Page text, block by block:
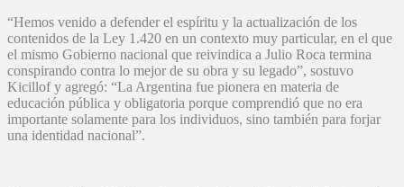
“Hemos venido a defender el espíritu y la actualización de los
contenidos de la Ley 1.420 en un contexto muy particular, en el que
el mismo Gobierno nacional que reivindica a Julio Roca termina
conspirando contra lo mejor de su obra y su legado”, sostuvo
Kicillof y agregó: “La Argentina fue pionera en materia de
educación pública y obligatoria porque comprendió que no era
importante solamente para los individuos, sino también para forjar
una identidad nacional”.